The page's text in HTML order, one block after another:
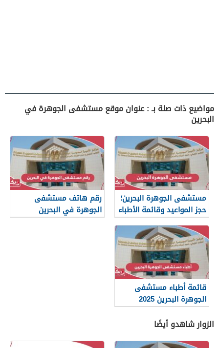
مواضيع ذات صلة بـ : عنوان موقع مستشفى الجوهرة في
البحرين
مستشفى الجوهرة البحرين؛
حجز المواعيد وقائمة الأطباء
رقم هاتف مستشفى
الجوهرة في البحرين
قائمة أطباء مستشفى
الجوهرة البحرين 2025
الزوار شاهدو أيضًا